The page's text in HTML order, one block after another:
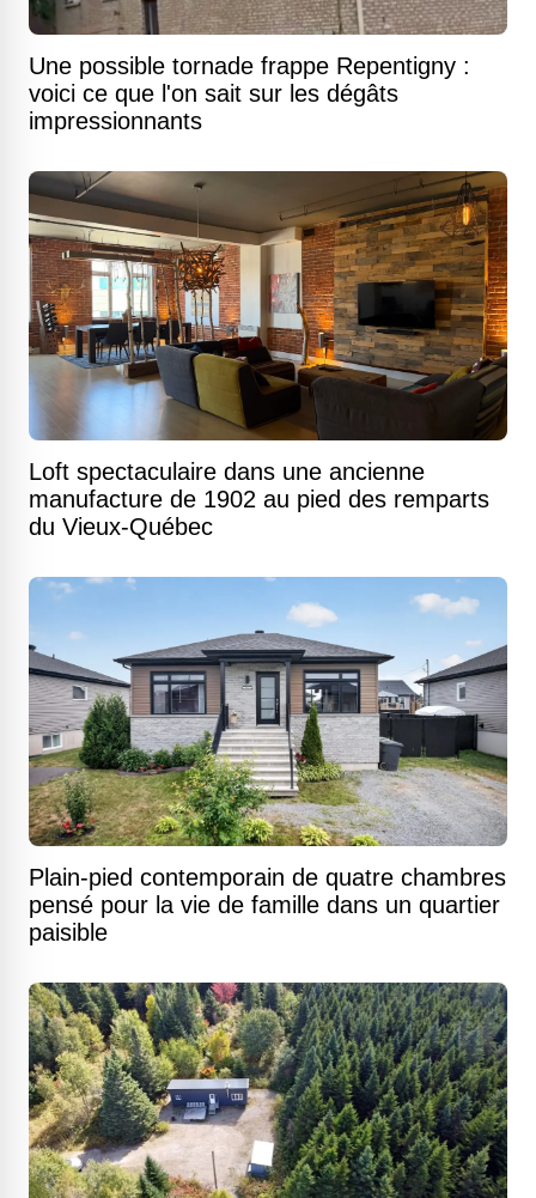
Une possible tornade frappe Repentigny :
voici ce que l'on sait sur les dégâts
impressionnants
Loft spectaculaire dans une ancienne
manufacture de 1902 au pied des remparts
du Vieux-Québec
Plain-pied contemporain de quatre chambres
pensé pour la vie de famille dans un quartier
paisible